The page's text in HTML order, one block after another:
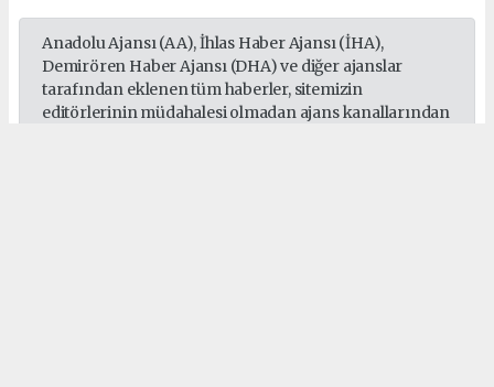
Anadolu Ajansı (AA), İhlas Haber Ajansı (İHA),
Demirören Haber Ajansı (DHA) ve diğer ajanslar
tarafından eklenen tüm haberler, sitemizin
editörlerinin müdahalesi olmadan ajans kanallarından